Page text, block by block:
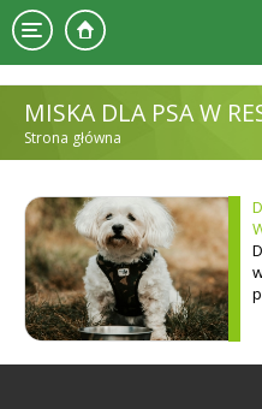
Przejdź do treści
MISKA DLA PSA W
JESTEŚ TUTAJ
Strona główna